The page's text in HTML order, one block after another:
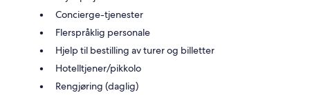
Concierge-tjenester
Flerspråklig personale
Hjelp til bestilling av turer og billetter
Hotelltjener/pikkolo
Rengjøring (daglig)